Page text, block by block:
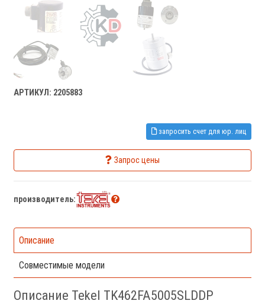
АРТИКУЛ: 2205883
запросить счет для юр. лиц
Запрос цены
производитель:
Описание
Совместимые модели
Описание Tekel TK462FA5005SLDDP